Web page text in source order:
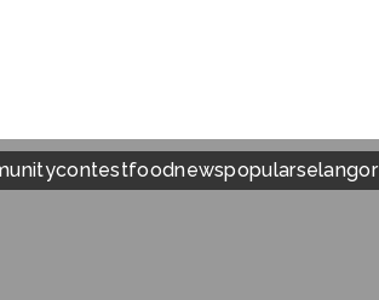
contestfoodnewspopularselangor